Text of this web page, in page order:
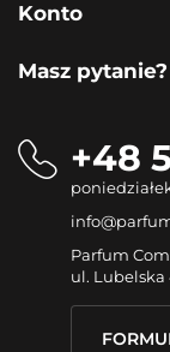
Konto
Masz pytanie?
+48
Parfum
ul. Lubelska